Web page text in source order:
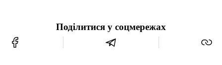
Поділитися у соцмережах